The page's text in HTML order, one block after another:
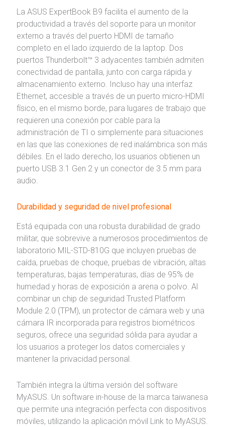
La ASUS ExpertBook B9 facilita el aumento de la
productividad a través del soporte para un monitor
externo a través del puerto HDMI de tamaño
completo en el lado izquierdo de la laptop. Dos
puertos Thunderbolt™ 3 adyacentes también admiten
conectividad de pantalla, junto con carga rápida y
almacenamiento externo. Incluso hay una interfaz
Ethernet, accesible a través de un puerto micro-HDMI
físico, en el mismo borde, para lugares de trabajo que
requieren una conexión por cable para la
administración de TI o simplemente para situaciones
en las que las conexiones de red inalámbrica son más
débiles. En el lado derecho, los usuarios obtienen un
puerto USB 3.1 Gen 2 y un conector de 3.5 mm para
audio.
Durabilidad y seguridad de nivel profesional
Está equipada con una robusta durabilidad de grado
militar, que sobrevive a numerosos procedimientos de
laboratorio MIL-STD-810G que incluyen pruebas de
caída, pruebas de choque, pruebas de vibración, altas
temperaturas, bajas temperaturas, días de 95% de
humedad y horas de exposición a arena o polvo. Al
combinar un chip de seguridad Trusted Platform
Module 2.0 (TPM), un protector de cámara web y una
cámara IR incorporada para registros biométricos
seguros, ofrece una seguridad sólida para ayudar a
los usuarios a proteger los datos comerciales y
mantener la privacidad personal.
También integra la última versión del software
MyASUS. Un software in-house de la marca taiwanesa
que permite una integración perfecta con dispositivos
móviles, utilizando la aplicación móvil Link to MyASUS.